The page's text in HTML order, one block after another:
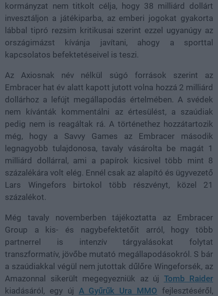
kormányzat nem titkolt célja, hogy 38 milliárd dollárt
invesztáljon a játékiparba, az emberi jogokat gyakorta
lábbal tipró rezsim kritikusai szerint ezzel ugyanúgy az
országimázst kívánja javítani, ahogy a sporttal
kapcsolatos befektetéseivel is teszi.
Az Axiosnak név nélkül súgó források szerint az
Embracer hat év alatt kapott jutott volna hozzá 2 milliárd
dollárhoz a lefújt megállapodás értelmében. A svédek
nem kívánták kommentálni az értesülést, a szaúdiak
pedig nem is reagáltak rá. A történethez hozzátartozik
még, hogy a Savvy Games az Embracer második
legnagyobb tulajdonosa, tavaly vásárolta be magát 1
milliárd dollárral, ami a papírok kicsivel több mint 8
százalékára volt elég. Ennél csak az alapító és ügyvezető
Lars Wingefors birtokol több részvényt, közel 21
százalékot.
Még tavaly novemberben tájékoztatta az Embracer
Group a kis- és nagybefektetőit arról, hogy több
partnerrel is intenzív tárgyalásokat folytat
transzformatív, jövőbe mutató megállapodásokról. S bár
a szaúdiakkal végül nem jutottak dűlőre Wingeforsék, az
Amazonnal sikerült megegyezniük az új Tomb Raider
kiadásáról, egy új A Gyűrűk Ura MMO fejlesztéséről,